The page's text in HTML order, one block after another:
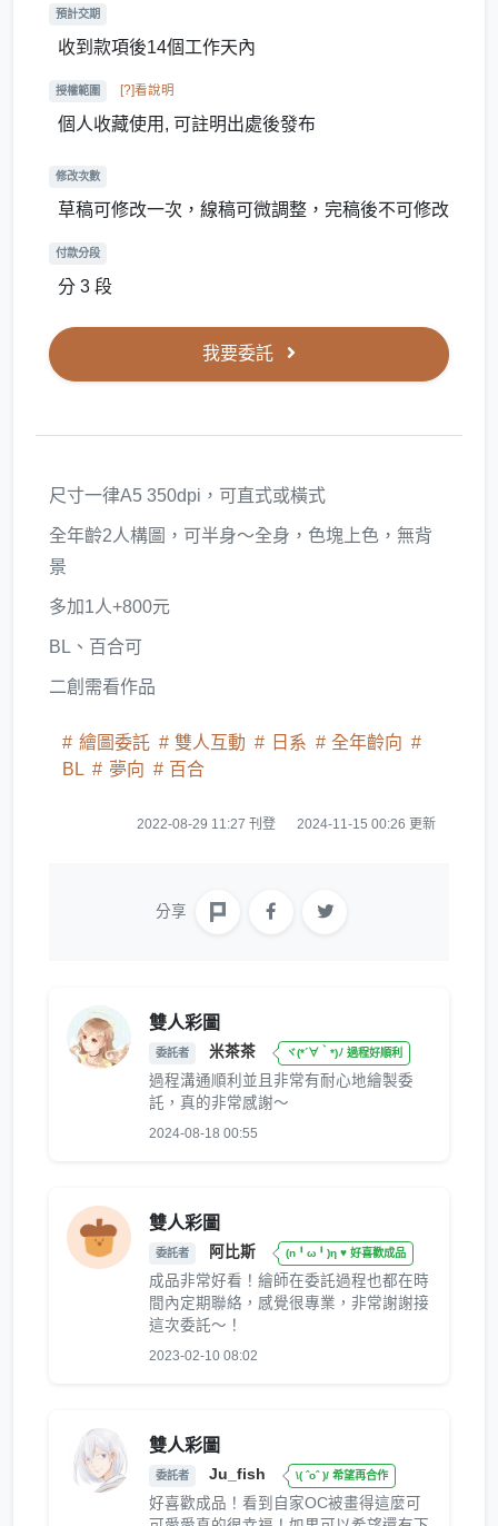
預計交期
收到款項後14個工作天內
授權範圍 [?]看說明
個人收藏使用, 可註明出處後發布
修改次數
草稿可修改一次，線稿可微調整，完稿後不可修改
付款分段
分 3 段
我要委託
尺寸一律A5 350dpi，可直式或橫式
全年齡2人構圖，可半身～全身，色塊上色，無背
景
多加1人+800元
BL、百合可
二創需看作品
繪圖委託 雙人互動 日系
全年齡向
BL
夢向 百合
2022-08-29 11:27 刊登 2024-11-15 00:26 更新
分享
雙人彩圖
委託者 米茶茶 ヾ(*´∀｀*)ﾉ 過程好順利
過程溝通順利並且非常有耐心地繪製委
託，真的非常感謝～
2024-08-18 00:55
雙人彩圖
委託者 阿比斯 (n╹ω╹)η ♥ 好喜歡成品
成品非常好看！繪師在委託過程也都在時
間內定期聯絡，感覺很專業，非常謝謝接
這次委託～！
2023-02-10 08:02
雙人彩圖
委託者 Ju_fish \( ˆoˆ )/ 希望再合作
好喜歡成品！看到自家OC被畫得這麼可